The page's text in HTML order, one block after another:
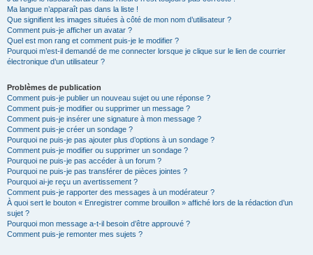
Ma langue n’apparaît pas dans la liste !
Que signifient les images situées à côté de mon nom d’utilisateur ?
Comment puis-je afficher un avatar ?
Quel est mon rang et comment puis-je le modifier ?
Pourquoi m’est-il demandé de me connecter lorsque je clique sur le lien de courrier
électronique d’un utilisateur ?
Problèmes de publication
Comment puis-je publier un nouveau sujet ou une réponse ?
Comment puis-je modifier ou supprimer un message ?
Comment puis-je insérer une signature à mon message ?
Comment puis-je créer un sondage ?
Pourquoi ne puis-je pas ajouter plus d’options à un sondage ?
Comment puis-je modifier ou supprimer un sondage ?
Pourquoi ne puis-je pas accéder à un forum ?
Pourquoi ne puis-je pas transférer de pièces jointes ?
Pourquoi ai-je reçu un avertissement ?
Comment puis-je rapporter des messages à un modérateur ?
À quoi sert le bouton « Enregistrer comme brouillon » affiché lors de la rédaction d’un
sujet ?
Pourquoi mon message a-t-il besoin d’être approuvé ?
Comment puis-je remonter mes sujets ?